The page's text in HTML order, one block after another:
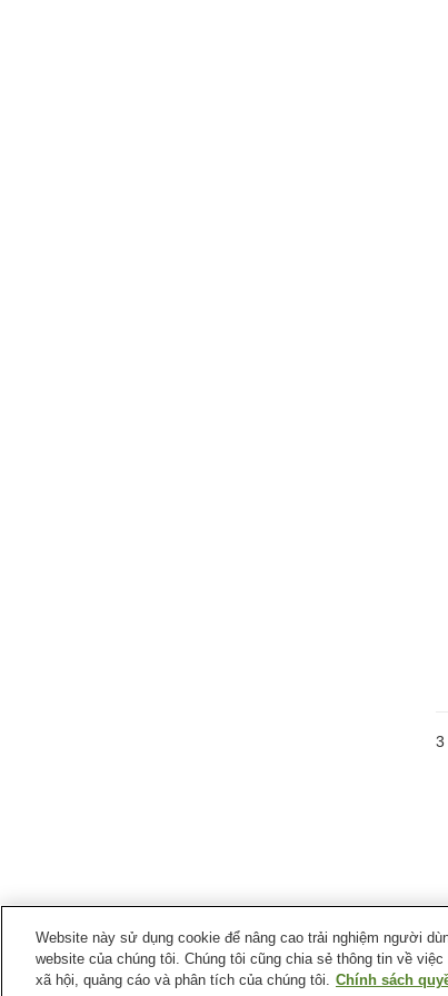
3
Website này sử dụng cookie để nâng cao trải nghiệm người
website của chúng tôi. Chúng tôi cũng chia sẻ thông tin về
xã hội, quảng cáo và phân tích của chúng tôi. Chính sách